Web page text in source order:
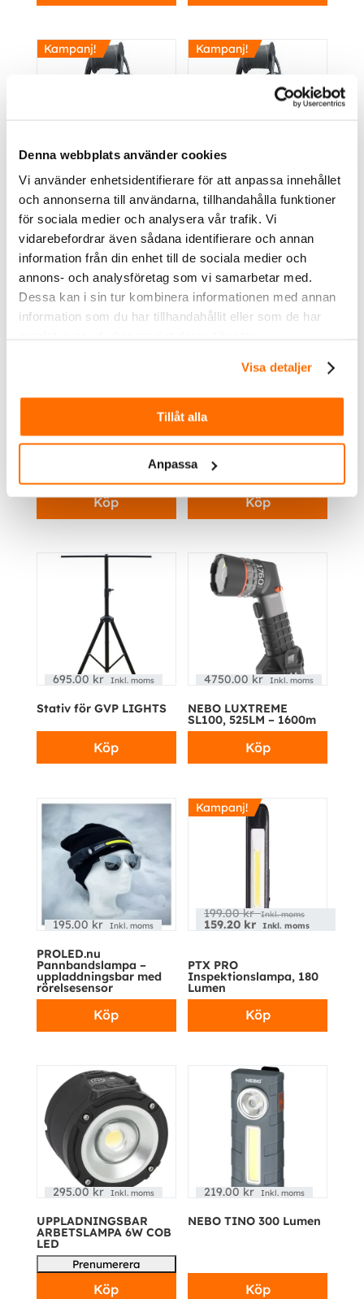
Denna webbplats använder cookies
Vi använder enhetsidentifierare för att anpassa innehållet
och annonserna till användarna, tillhandahålla funktioner
för sociala medier och analysera vår trafik. Vi
vidarebefordrar även sådana identifierare och annan
information från din enhet till de sociala medier och
annons- och analysföretag som vi samarbetar med.
Dessa kan i sin tur kombinera informationen med annan
information som du har tillhandahållit eller som de har
Visa detaljer
Tillåt alla
Anpassa
Kampanj!
Från1945.00kr
Inkl.
Led strip
arbetsbelysning på
Köp
Kampanj!
Från
Led strip
arbetsbelysning på
Köp
995.00kr Inkl. moms
Köp
649.00kr Inkl. moms
GVP | Arbetslampa Led
Mini
Köp
695.00 kr Inkl. moms
Stativ för GVP LIGHTS
Köp
4750.00 kr Inkl. moms
NEBO LUXTREME
SL100, 525LM – 1600m
Köp
195.00kr Inkl. moms
PROLED.nu
Pannbandslampa –
uppladdningsbar med
rörelsesensor
Köp
Kampanj!
199.00kr Inkl. moms
159.20 kr Inkl. moms
PTX PRO
Inspektionslampa, 180
Lumen
Köp
295.00 kr Inkl. moms
UPPLADNINGSBAR
ARBETSLAMPA 6W COB
LED
Köp
219.00 kr Inkl. moms
NEBO TINO 300 Lumen
Köp